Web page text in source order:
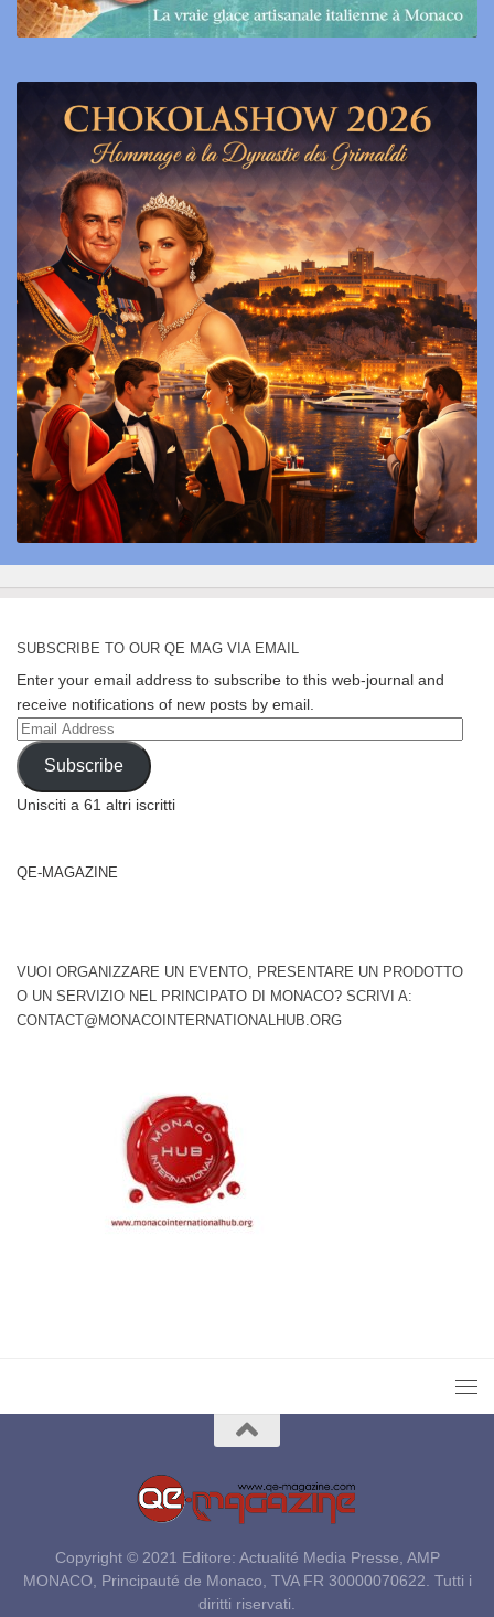
SUBSCRIBE TO OUR QE MAG VIA EMAIL
Enter your email address to subscribe to this web-journal and
receive notifications of new posts by email.
Email
Address
Subscribe
Unisciti a 61 altri iscritti
QE-MAGAZINE
VUOI ORGANIZZARE UN EVENTO, PRESENTARE UN PRODOTTO
O UN SERVIZIO NEL PRINCIPATO DI MONACO? SCRIVI A:
CONTACT@MONACOINTERNATIONALHUB.ORG
Copyright © 2021 Editore: Actualité Media Presse, AMP
MONACO, Principauté de Monaco, TVA FR 30000070622. Tutti i
diritti riservati.